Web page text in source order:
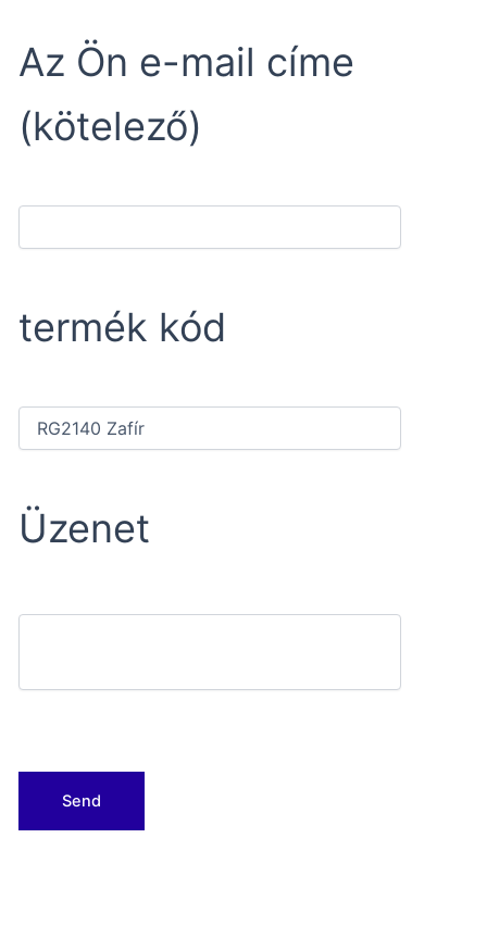
Az Ön e-mail címe
(kötelező)
termék kód
Üzenet